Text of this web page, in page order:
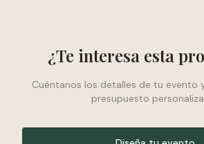
¿Te interesa esta
Cuéntanos los detalles de tu evento
presupuesto